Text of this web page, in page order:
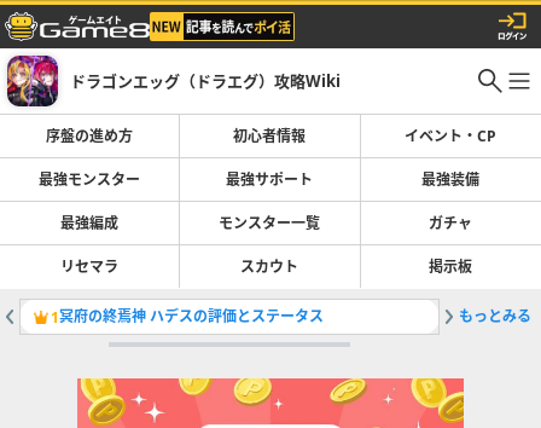
ドラゴンエッグ（ドラエグ）攻略Wiki
序盤の進め方 初心者情報 イベント・CP
最強モンスター 最強サポート 最強装備
最強編成 モンスター一覧 ガチャ
リセマラ スカウト 掲示板
1冥府の終焉神 ハデスの評価とステータス 2真・幻
もっとみる